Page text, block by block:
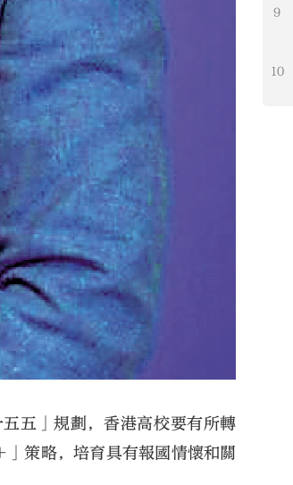
五」規劃，香港高校要有所轉
策略，培育具有報國情懷和關
9
10